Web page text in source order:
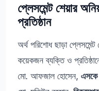
প্লেসমেন্ট শেয়ার
প্রতিষ্ঠান
অর্থ পরিশোধ ছাড়া
কয়েকজন ব্যক্তি ও
মো. আফজাল হোসেন, এসকে